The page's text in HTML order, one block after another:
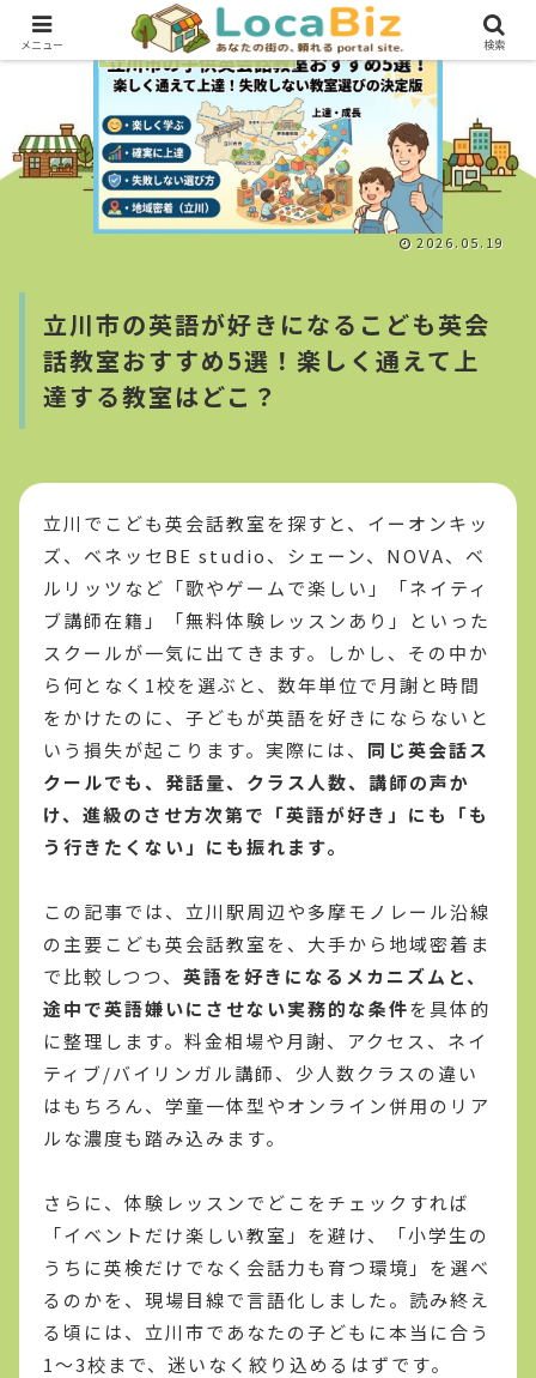
立川市の英語が好きになるこども英会
話教室おすすめ5選！楽しく通えて上
達する教室はどこ？
教育・スクール・カルチャー
2026.05.19
立川でこども英会話教室を探すと、イーオンキッ
ズ、ベネッセBE studio、シェーン、NOVA、ベ
ルリッツなど「歌やゲームで楽しい」「ネイティ
ブ講師在籍」「無料体験レッスンあり」といった
スクールが一気に出てきます。しかし、その中か
ら何となく1校を選ぶと、数年単位で月謝と時間
をかけたのに、子どもが英語を好きにならないと
いう損失が起こります。実際には、 同じ英会話ス
クールでも、発話量、クラス人数、講師の声か
け、進級のさせ方次第で「英語が好き」にも「も
う行きたくない」にも振れます。
この記事では、立川駅周辺や多摩モノレール沿線
の主要こども英会話教室を、大手から地域密着ま
で比較しつつ、 英語を好きになるメカニズムと、
途中で英語嫌いにさせない実務的な条件を具体的
に整理します。料金相場や月謝、アクセス、ネイ
ティブ/バイリンガル講師、少人数クラスの違い
はもちろん、学童一体型やオンライン併用のリア
ルな濃度も踏み込みます。
さらに、体験レッスンでどこをチェックすれば
「イベントだけ楽しい教室」を避け、「小学生の
うちに英検だけでなく会話力も育つ環境」を選べ
るのかを、現場目線で言語化しました。読み終え
る頃には、立川市であなたの子どもに本当に合う
1〜3校まで、迷いなく絞り込めるはずです。
メニュー 検索